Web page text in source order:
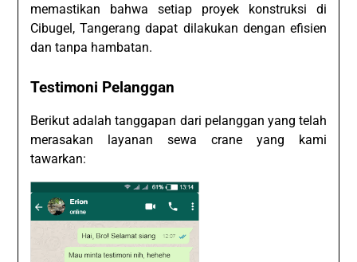
memastikan bahwa setiap proyek konstruksi di
Cibugel, Tangerang dapat dilakukan dengan efisien
dan tanpa hambatan.
Testimoni Pelanggan
Berikut adalah tanggapan dari pelanggan yang telah
merasakan layanan sewa crane yang kami
tawarkan: